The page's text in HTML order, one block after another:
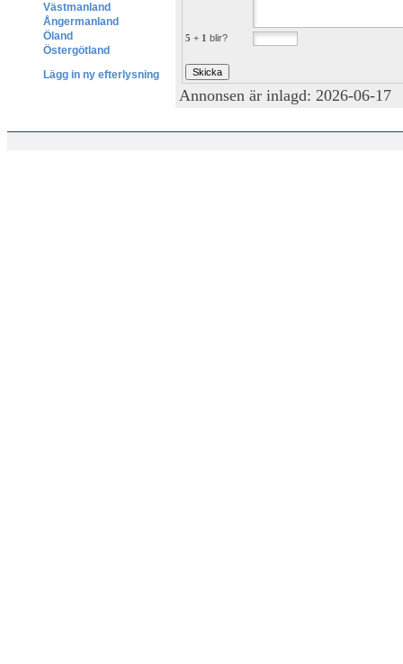
Västmanland
Ångermanland
Öland
Östergötland
Lägg in ny efterlysning
5 + 1 blir?
Annonsen är inlagd: 2026-06-17